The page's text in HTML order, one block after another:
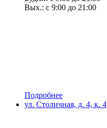
Вых.: с 9:00 до 21:00
Подробнее
ул. Столичная, д. 4, к. 4